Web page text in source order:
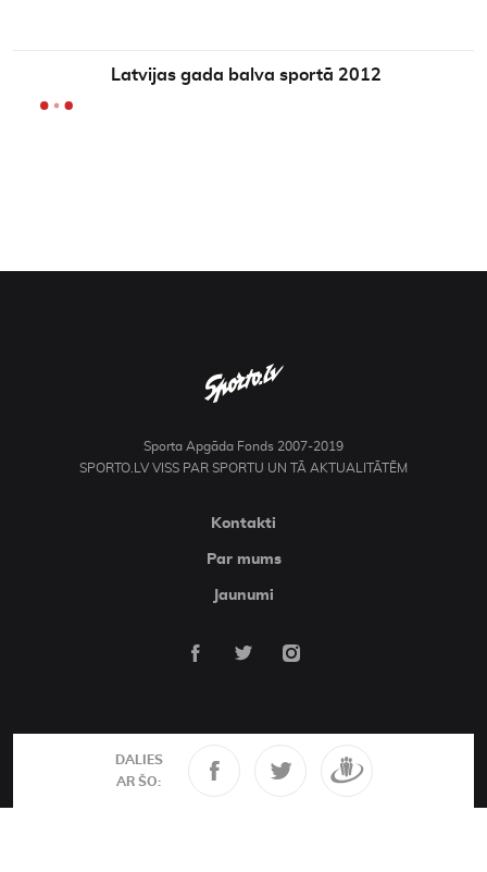
DALIES
AR ŠO:
Latvijas gada balva sportā 2012
Sporta Apgāda Fonds 2007-2019
SPORTO.LV VISS PAR SPORTU UN TĀ AKTUALITĀTĒM
Kontakti
Par mums
Jaunumi